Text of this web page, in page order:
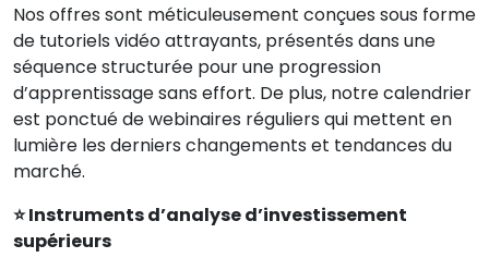
Nos offres sont méticuleusement conçues sous forme
de tutoriels vidéo attrayants, présentés dans une
séquence structurée pour une progression
d’apprentissage sans effort. De plus, notre calendrier
est ponctué de webinaires réguliers qui mettent en
lumière les derniers changements et tendances du
marché.
⭐ Instruments d’analyse d’investissement
supérieurs